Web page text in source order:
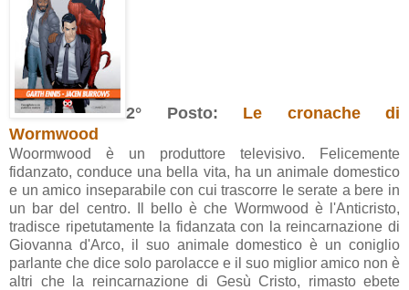
2° Posto: Le cronache di
Wormwood
Woormwood è un produttore televisivo. Felicemente
fidanzato, conduce una bella vita, ha un animale domestico
e un amico inseparabile con cui trascorre le serate a bere in
un bar del centro. Il bello è che Wormwood è l'Anticristo,
tradisce ripetutamente la fidanzata con la reincarnazione di
Giovanna d'Arco, il suo animale domestico è un coniglio
parlante che dice solo parolacce e il suo miglior amico non è
altri che la reincarnazione di Gesù Cristo, rimasto ebete